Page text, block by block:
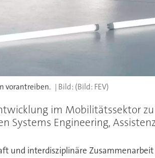
vorantreiben. (Bild: FEV)
im Mobilitätssektor zu
Systems Engineering,
und interdisziplinäre